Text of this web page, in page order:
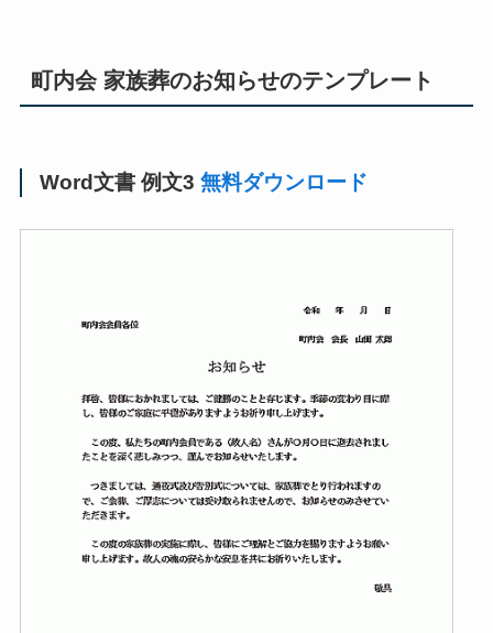
町内会 家族葬のお知らせのテンプレート
Word文書 例文3 無料ダウンロード